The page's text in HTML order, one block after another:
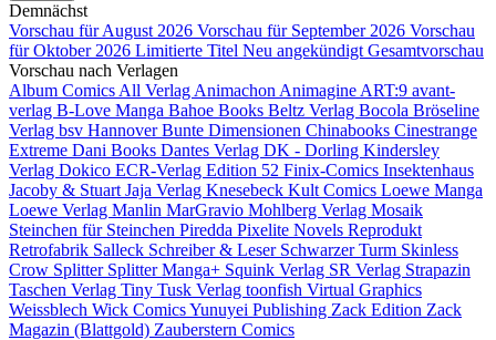
Demnächst
Vorschau für August 2026 Vorschau für September 2026 Vorschau
für Oktober 2026 Limitierte Titel Neu angekündigt Gesamtvorschau
Vorschau nach Verlagen
Album Comics All Verlag Animachon Animagine ART:9 avant-
verlag B-Love Manga Bahoe Books Beltz Verlag Bocola Bröseline
Verlag bsv HannoverBunte Dimensionen Chinabooks Cinestrange
Extreme Dani Books Dantes Verlag DK - Dorling Kindersley
Verlag Dokico ECR-Verlag Edition 52 Finix-Comics Insektenhaus
Jacoby & Stuart Jaja Verlag Knesebeck Kult Comics Loewe Manga
Loewe Verlag Manlin MarGravio Mohlberg Verlag Mosaik
Steinchen für Steinchen Piredda Pixelite Novels Reprodukt
Retrofabrik Salleck Schreiber & Leser Schwarzer Turm Skinless
Crow Splitter Splitter Manga+ Squink Verlag SR Verlag Strapazin
Taschen Verlag Tiny Tusk Verlag toonfish Virtual Graphics
Weissblech Wick ComicsYunuyei Publishing Zack Edition Zack
Magazin (Blattgold) Zauberstern Comics